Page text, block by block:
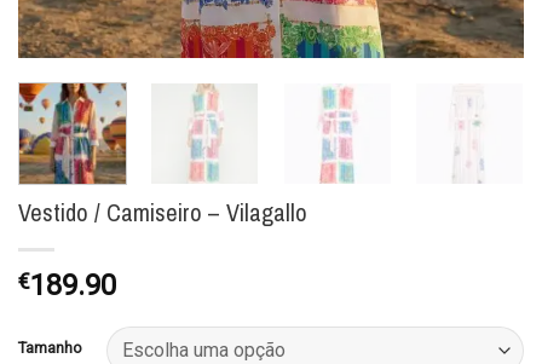
Vestido / Camiseiro – Vilagallo
€189.90
Tamanho